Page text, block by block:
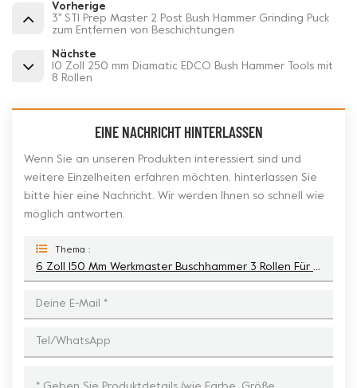
Vorherige
3'' STI Prep Master 2 Post Bush Hammer Grinding Puck
zum Entfernen von Beschichtungen
Nächste
10 Zoll 250 mm Diamatic EDCO Bush Hammer Tools mit
8 Rollen
EINE NACHRICHT HINTERLASSEN
Wenn Sie an unseren Produkten interessiert sind und
weitere Einzelheiten erfahren möchten, hinterlassen Sie
bitte hier eine Nachricht. Wir werden Ihnen so schnell wie
möglich antworten.
Thema :
6 Zoll 150 Mm Werkmaster Buschhammer 3 Rollen Für Die Bodenvorbereitung